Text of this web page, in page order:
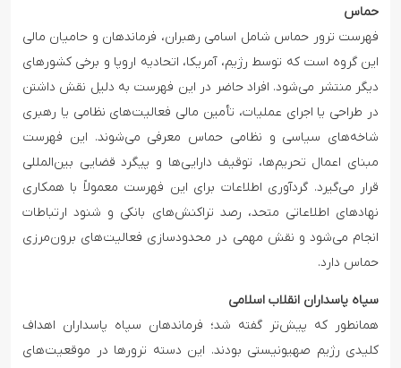
حماس
فهرست ترور حماس شامل اسامی رهبران، فرماندهان و حامیان مالی
این گروه است که توسط رژیم، آمریکا، اتحادیه اروپا و برخی کشورهای
دیگر منتشر می‌شود. افراد حاضر در این فهرست به دلیل نقش داشتن
در طراحی یا اجرای عملیات، تأمین مالی فعالیت‌های نظامی یا رهبری
شاخه‌های سیاسی و نظامی حماس معرفی می‌شوند. این فهرست
مبنای اعمال تحریم‌ها، توقیف دارایی‌ها و پیگرد قضایی بین‌المللی
قرار می‌گیرد. گردآوری اطلاعات برای این فهرست معمولاً با همکاری
نهادهای اطلاعاتی متحد، رصد تراکنش‌های بانکی و شنود ارتباطات
انجام می‌شود و نقش مهمی در محدودسازی فعالیت‌های برون‌مرزی
حماس دارد.
سپاه پاسداران انقلاب اسلامی
همانطور که پیش‌تر گفته شد؛ فرماندهان سپاه پاسداران اهداف
کلیدی رژیم صهیونیستی بودند. این دسته ترورها در موقعیت‌های